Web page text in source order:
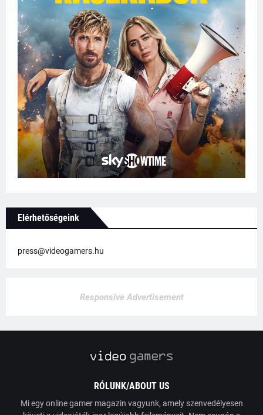
Elérhetőségeink
press@videogamers.hu
Responsive Advertisement
RÓLUNK/ABOUT US
Mi egy online gamer magazin vagyunk, amely szenvedélyesen